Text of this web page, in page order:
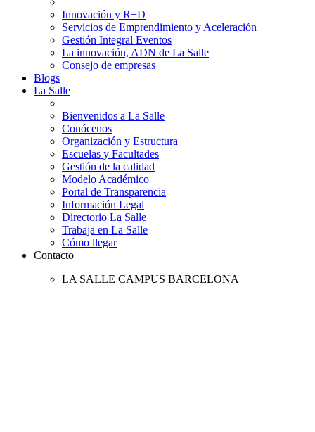
Innovación y R+D
Servicios de Emprendimiento y Aceleración
Gestión Integral Eventos
La innovación, ADN de La Salle
Consejo de empresas
Blogs
La Salle
Bienvenidos a La Salle
Conócenos
Organización y Estructura
Escuelas y Facultades
Gestión de la calidad
Modelo Académico
Portal de Transparencia
Información Legal
Directorio La Salle
Trabaja en La Salle
Cómo llegar
Contacto
LA SALLE CAMPUS BARCELONA